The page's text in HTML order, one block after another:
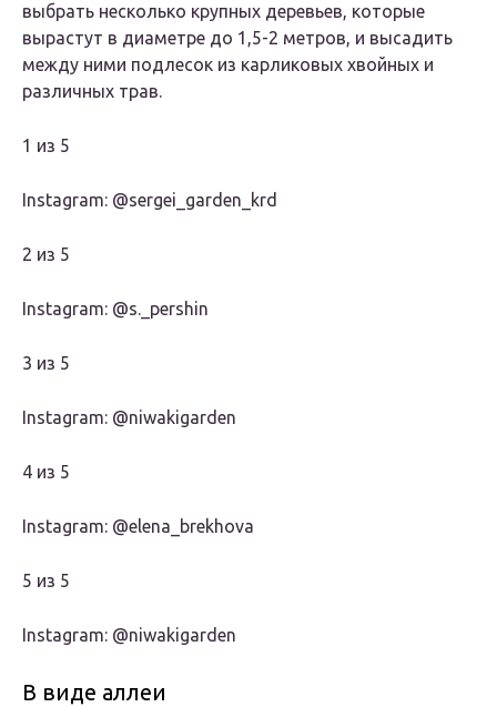
выбрать несколько крупных деревьев, которые
вырастут в диаметре до 1,5-2 метров, и высадить
между ними подлесок из карликовых хвойных и
различных трав.
1 из 5
Instagram: @sergei_garden_krd
2 из 5
Instagram: @s._pershin
3 из 5
Instagram: @niwakigarden
4 из 5
Instagram: @elena_brekhova
5 из 5
Instagram: @niwakigarden
В виде аллеи